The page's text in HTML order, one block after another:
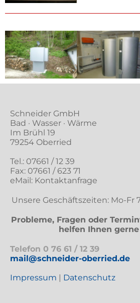
Schneider GmbH
Bad · Wasser · Wärme
Im Brühl 19
79254 Oberried
Tel.: 07661 / 12 39
Fax: 07661 / 623 71
eMail: Kontaktanfrage
Unsere Geschäftszeiten: Mo-Fr 7
Probleme, Fragen oder
helfen Ihnen
Telefon 0 76 61 / 12 39
mail@schneider-oberried.de
Impressum | Datenschutz